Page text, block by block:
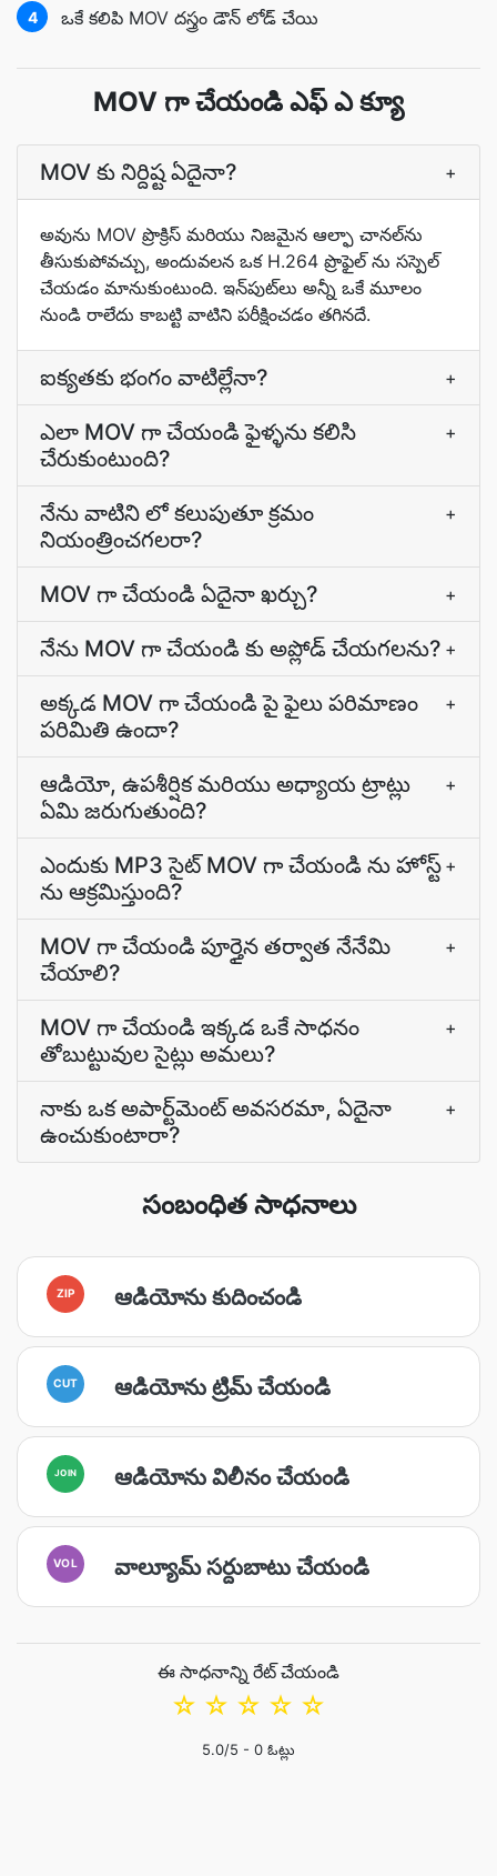
4 ఒకే కలిపి MOV దస్త్రం డౌన్ లోడ్ చేయి
MOV గా చేయండి ఎఫ్ ఎ క్యూ
MOV కు నిర్దిష్ట ఏదైనా? +
అవును MOV ప్రొక్రిస్ మరియు నిజమైన ఆల్ఫా చానల్‌ను
తీసుకుపోవచ్చు, అందువలన ఒక H.264 ప్రొఫైల్ ను సస్పెల్
చేయడం మానుకుంటుంది. ఇన్‌పుట్‌లు అన్నీ ఒకే మూలం
నుండి రాలేదు కాబట్టి వాటిని పరీక్షించడం తగినదే.
ఐక్యతకు భంగం వాటిల్లేనా? +
ఎలా MOV గా చేయండి ఫైళ్ళను కలిసి
చేరుకుంటుంది?
+
నేను వాటిని లో కలుపుతూ క్రమం
నియంత్రించగలరా?
+
MOV గా చేయండి ఏదైనా ఖర్చు? +
నేను MOV గా చేయండి కు అప్లోడ్ చేయగలను? +
అక్కడ MOV గా చేయండి పై ఫైలు పరిమాణం
పరిమితి ఉందా?
+
ఆడియో, ఉపశీర్షిక మరియు అధ్యాయ ట్రాట్లు
ఏమి జరుగుతుంది?
+
ఎందుకు MP3 సైట్ MOV గా చేయండి ను హోస్ట్
ను ఆక్రమిస్తుంది?
+
MOV గా చేయండి పూర్తైన తర్వాత నేనేమి
చేయాలి?
+
MOV గా చేయండి ఇక్కడ ఒకే సాధనం
తోబుట్టువుల సైట్లు అమలు?
+
నాకు ఒక అపార్ట్‌మెంట్‌ అవసరమా, ఏదైనా
ఉంచుకుంటారా?
+
సంబంధిత సాధనాలు
ZIP ఆడియోను కుదించండి
CUT ఆడియోను ట్రిమ్ చేయండి
JOIN ఆడియోను విలీనం చేయండి
VOL వాల్యూమ్ సర్దుబాటు చేయండి
ఈ సాధనాన్ని రేట్ చేయండి
☆
☆
☆
☆
☆
5.0/5 - 0 ఓట్లు